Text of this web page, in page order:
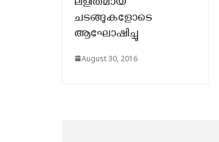
ലളിതമായ
ചടങ്ങുകളോടെ
ആഘോഷിച്ചു
August 30, 2016